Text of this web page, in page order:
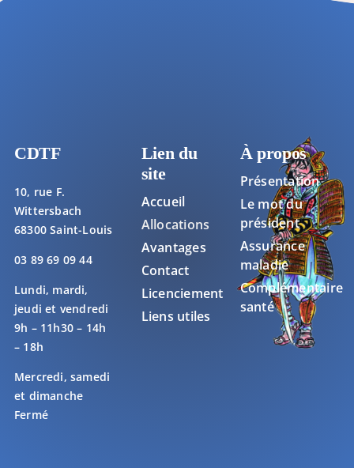
CDTF
10, rue F.
Wittersbach
68300 Saint-Louis
03 89 69 09 44
Lundi, mardi,
jeudi et vendredi
9h – 11h30 – 14h
– 18h
Mercredi, samedi
et dimanche
Fermé
Lien du
site
Accueil
Allocations
Avantages
Contact
Licenciement
Liens utiles
À propos
Présentation
Le mot du
président
Assurance
maladie
Complémentaire
santé